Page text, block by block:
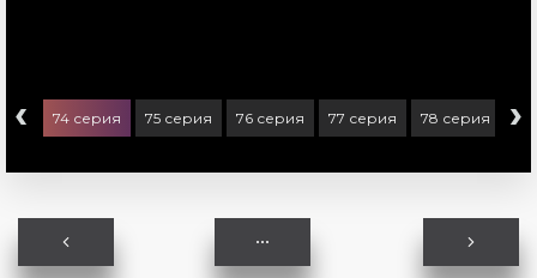
‹ 74 серия 75 серия 76 серия 77 серия 78 серия 79
›